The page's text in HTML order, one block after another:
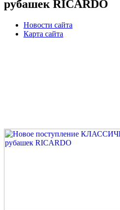
рубашек RICARDO
Новости сайта
Карта сайта